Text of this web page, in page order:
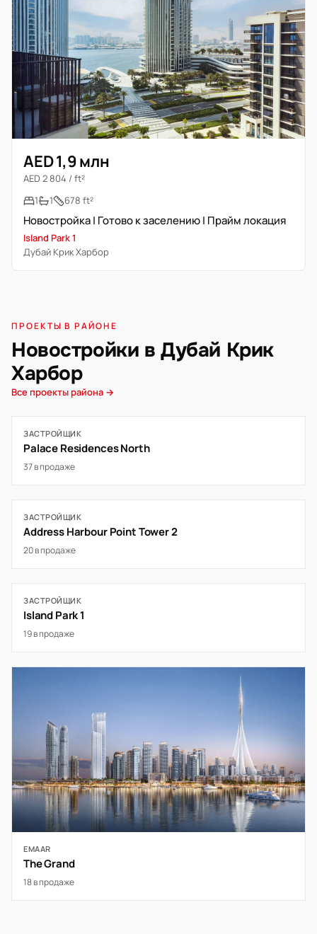
AED 1,9 млн
AED 2 804 / ft²
1
1 678 ft²
Новостройка | Готово к заселению | Прайм локация
Island Park 1
Дубай Крик Харбор
ПРОЕКТЫ В РАЙОНЕ
Новостройки в Дубай Крик
Харбор
Все проекты района →
ЗАСТРОЙЩИК
Palace Residences North
37 в продаже
ЗАСТРОЙЩИК
Address Harbour Point Tower 2
20 в продаже
ЗАСТРОЙЩИК
Island Park 1
19 в продаже
EMAAR
The Grand
18 в продаже